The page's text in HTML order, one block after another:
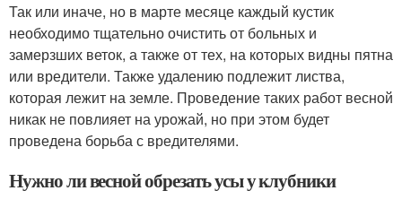
Так или иначе, но в марте месяце каждый кустик
необходимо тщательно очистить от больных и
замерзших веток, а также от тех, на которых видны пятна
или вредители. Также удалению подлежит листва,
которая лежит на земле. Проведение таких работ весной
никак не повлияет на урожай, но при этом будет
проведена борьба с вредителями.
Нужно ли весной обрезать усы у клубники